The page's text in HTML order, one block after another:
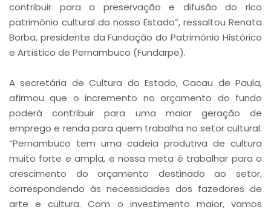
contribuir para a preservação e difusão do rico
patrimônio cultural do nosso Estado”, ressaltou Renata
Borba, presidente da Fundação do Patrimônio Histórico
e Artístico de Pernambuco (Fundarpe).
A secretária de Cultura do Estado, Cacau de Paula,
afirmou que o incremento no orçamento do fundo
poderá contribuir para uma maior geração de
emprego e renda para quem trabalha no setor cultural.
“Pernambuco tem uma cadeia produtiva de cultura
muito forte e ampla, e nossa meta é trabalhar para o
crescimento do orçamento destinado ao setor,
correspondendo às necessidades dos fazedores de
arte e cultura. Com o investimento maior, vamos